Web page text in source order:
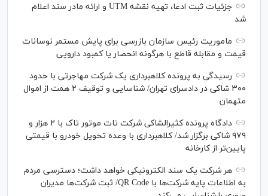
جزئیات ثبت ادعا، تهیه نقشه UTM و ارائه مادر سند اعلام
شد
ماموریت رئیس سازمان بازرسی برای پایش مستمر نوسانات
قیمت و مقابله قاطع با هرگونه انحصار یا کمبود دارویی
رسیدگی به پرونده کلاهبرداری یک شرکت مهاجرتی با حدود
۳۰۰ شاکی در دادسرای تهران/ شناسایی و توقیف ۲ همت از اموال
متهمان
دادگاه پرونده کثیرالشاکی شرکت تات موتور تاک با ۲ هزار و
۹۷۹ شاکی برگزار شد/ کلاهبرداری با وعده تحویل خودرو با قیمتی
پایین‌تر از کارخانه
هر شرکت یک سند الکترونیکی خواهد داشت؛ دسترسی مردم
به اطلاعات پایه شرکت‌ها با QR Code/ ثبت شرکت‌ها مدیران